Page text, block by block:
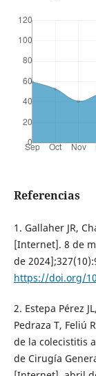
Referencias
1. Gallaher JR,
[Internet]. 8 de
de
https://doi.org/
2. Estepa Pérez
Pedraza T, Feliú
de la colecistitis
de Cirugía